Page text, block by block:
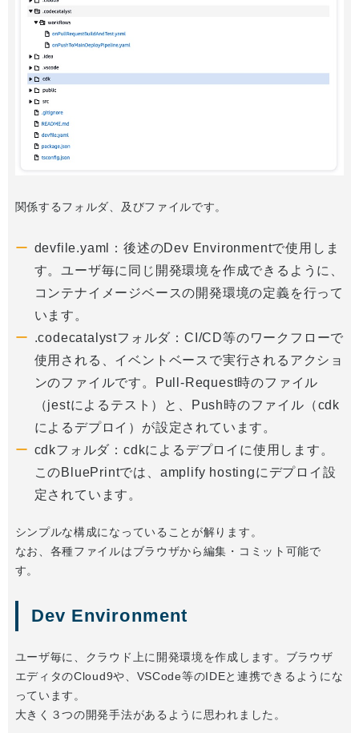
関係するフォルダ、及びファイルです。
devfile.yaml：後述のDev Environmentで使用しま
す。ユーザ毎に同じ開発環境を作成できるように、
コンテナイメージベースの開発環境の定義を行って
います。
.codecatalystフォルダ：CI/CD等のワークフローで
使用される、イベントベースで実行されるアクショ
ンのファイルです。Pull-Request時のファイル
（jestによるテスト）と、Push時のファイル（cdk
によるデプロイ）が設定されています。
cdkフォルダ：cdkによるデプロイに使用します。
このBluePrintでは、amplify hostingにデプロイ設
定されています。
シンプルな構成になっていることが解ります。
なお、各種ファイルはブラウザから編集・コミット可能で
す。
Dev Environment
ユーザ毎に、クラウド上に開発環境を作成します。ブラウザ
エディタのCloud9や、VSCode等のIDEと連携できるようにな
っています。
大きく３つの開発手法があるように思われました。